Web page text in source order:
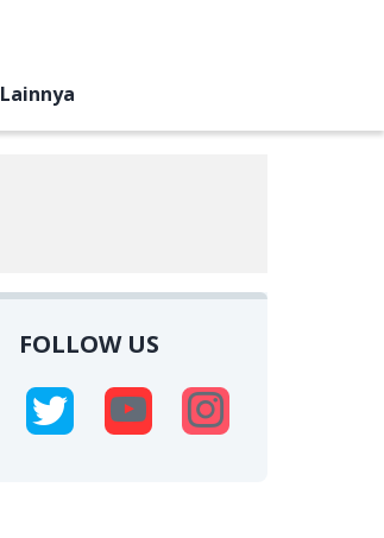
Lainnya
FOLLOW US